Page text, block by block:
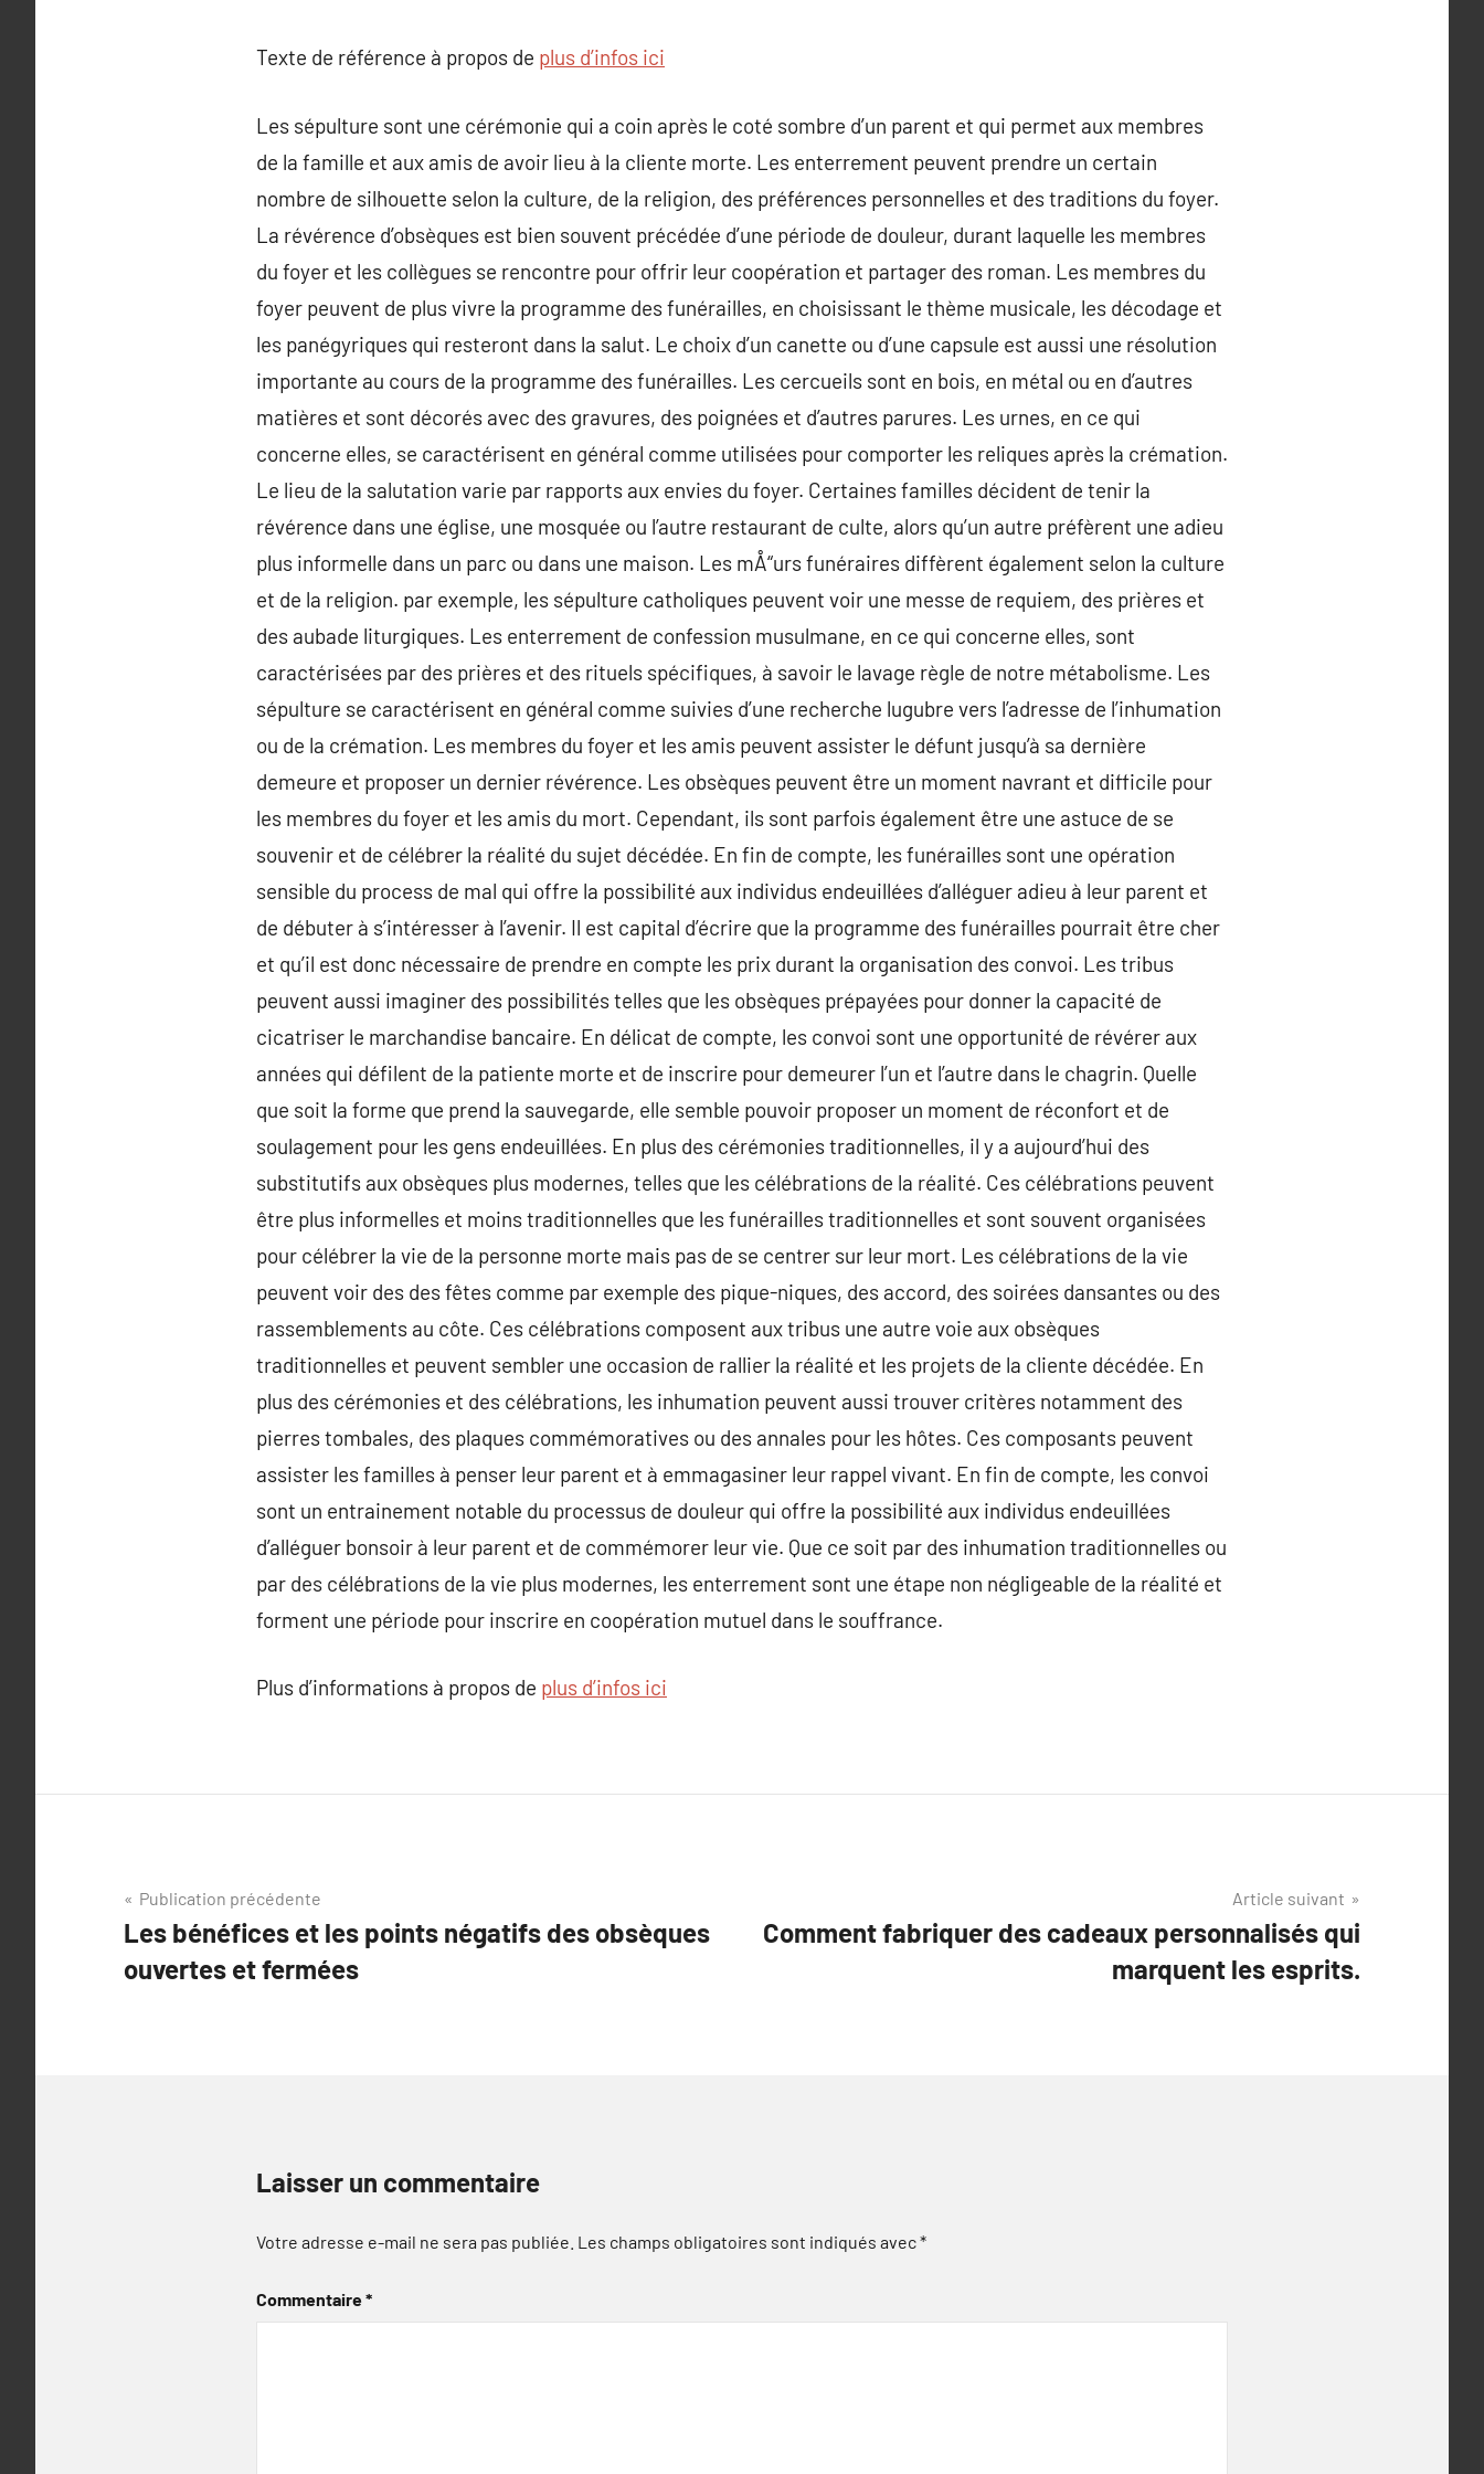
Texte de référence à propos de plus d’infos ici
Les sépulture sont une cérémonie qui a coin après le coté sombre d’un parent et qui permet aux membres
de la famille et aux amis de avoir lieu à la cliente morte. Les enterrement peuvent prendre un certain
nombre de silhouette selon la culture, de la religion, des préférences personnelles et des traditions du foyer.
La révérence d’obsèques est bien souvent précédée d’une période de douleur, durant laquelle les membres
du foyer et les collègues se rencontre pour offrir leur coopération et partager des roman. Les membres du
foyer peuvent de plus vivre la programme des funérailles, en choisissant le thème musicale, les décodage et
les panégyriques qui resteront dans la salut. Le choix d’un canette ou d’une capsule est aussi une résolution
importante au cours de la programme des funérailles. Les cercueils sont en bois, en métal ou en d’autres
matières et sont décorés avec des gravures, des poignées et d’autres parures. Les urnes, en ce qui
concerne elles, se caractérisent en général comme utilisées pour comporter les reliques après la crémation.
Le lieu de la salutation varie par rapports aux envies du foyer. Certaines familles décident de tenir la
révérence dans une église, une mosquée ou l’autre restaurant de culte, alors qu’un autre préfèrent une adieu
plus informelle dans un parc ou dans une maison. Les mÅ“urs funéraires diffèrent également selon la culture
et de la religion. par exemple, les sépulture catholiques peuvent voir une messe de requiem, des prières et
des aubade liturgiques. Les enterrement de confession musulmane, en ce qui concerne elles, sont
caractérisées par des prières et des rituels spécifiques, à savoir le lavage règle de notre métabolisme. Les
sépulture se caractérisent en général comme suivies d’une recherche lugubre vers l’adresse de l’inhumation
ou de la crémation. Les membres du foyer et les amis peuvent assister le défunt jusqu’à sa dernière
demeure et proposer un dernier révérence. Les obsèques peuvent être un moment navrant et difficile pour
les membres du foyer et les amis du mort. Cependant, ils sont parfois également être une astuce de se
souvenir et de célébrer la réalité du sujet décédée. En fin de compte, les funérailles sont une opération
sensible du process de mal qui offre la possibilité aux individus endeuillées d’alléguer adieu à leur parent et
de débuter à s’intéresser à l’avenir. Il est capital d’écrire que la programme des funérailles pourrait être cher
et qu’il est donc nécessaire de prendre en compte les prix durant la organisation des convoi. Les tribus
peuvent aussi imaginer des possibilités telles que les obsèques prépayées pour donner la capacité de
cicatriser le marchandise bancaire. En délicat de compte, les convoi sont une opportunité de révérer aux
années qui défilent de la patiente morte et de inscrire pour demeurer l’un et l’autre dans le chagrin. Quelle
que soit la forme que prend la sauvegarde, elle semble pouvoir proposer un moment de réconfort et de
soulagement pour les gens endeuillées. En plus des cérémonies traditionnelles, il y a aujourd’hui des
substitutifs aux obsèques plus modernes, telles que les célébrations de la réalité. Ces célébrations peuvent
être plus informelles et moins traditionnelles que les funérailles traditionnelles et sont souvent organisées
pour célébrer la vie de la personne morte mais pas de se centrer sur leur mort. Les célébrations de la vie
peuvent voir des des fêtes comme par exemple des pique-niques, des accord, des soirées dansantes ou des
rassemblements au côte. Ces célébrations composent aux tribus une autre voie aux obsèques
traditionnelles et peuvent sembler une occasion de rallier la réalité et les projets de la cliente décédée. En
plus des cérémonies et des célébrations, les inhumation peuvent aussi trouver critères notamment des
pierres tombales, des plaques commémoratives ou des annales pour les hôtes. Ces composants peuvent
assister les familles à penser leur parent et à emmagasiner leur rappel vivant. En fin de compte, les convoi
sont un entrainement notable du processus de douleur qui offre la possibilité aux individus endeuillées
d’alléguer bonsoir à leur parent et de commémorer leur vie. Que ce soit par des inhumation traditionnelles ou
par des célébrations de la vie plus modernes, les enterrement sont une étape non négligeable de la réalité et
forment une période pour inscrire en coopération mutuel dans le souffrance.
Plus d’informations à propos de plus d’infos ici
Navigation
de
l’article
Publication précédente
Les bénéfices et les points négatifs des obsèques
ouvertes et fermées
Article suivant
Comment fabriquer des cadeaux personnalisés qui
marquent les esprits.
Laisser un commentaire
Votre adresse e-mail ne sera pas publiée. Les champs obligatoires sont indiqués avec*
Commentaire*